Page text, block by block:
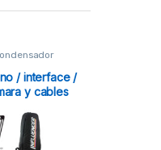
/ interface /
y cables